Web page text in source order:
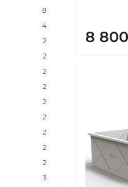
8
4
2
2
2
2
2
2
2
2
2
3
8 800